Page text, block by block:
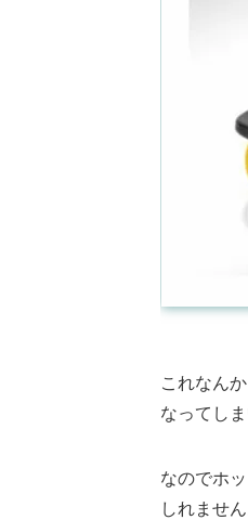
これなん
なってしま
なのでホ
しれません